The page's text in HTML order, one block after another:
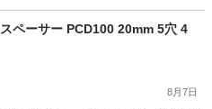
装、車外用品
ペーサー PCD100 20mm 5穴 4
8月7日